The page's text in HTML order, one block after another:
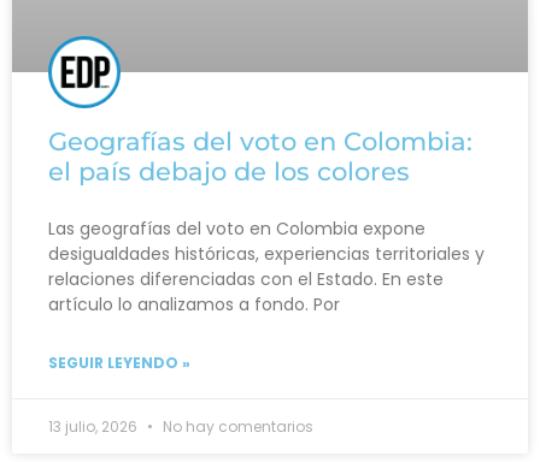
Geografías del voto en Colombia:
el país debajo de los colores
Las geografías del voto en Colombia expone
desigualdades históricas, experiencias territoriales y
relaciones diferenciadas con el Estado. En este
artículo lo analizamos a fondo. Por
SEGUIR LEYENDO »
13 julio, 2026 No hay comentarios